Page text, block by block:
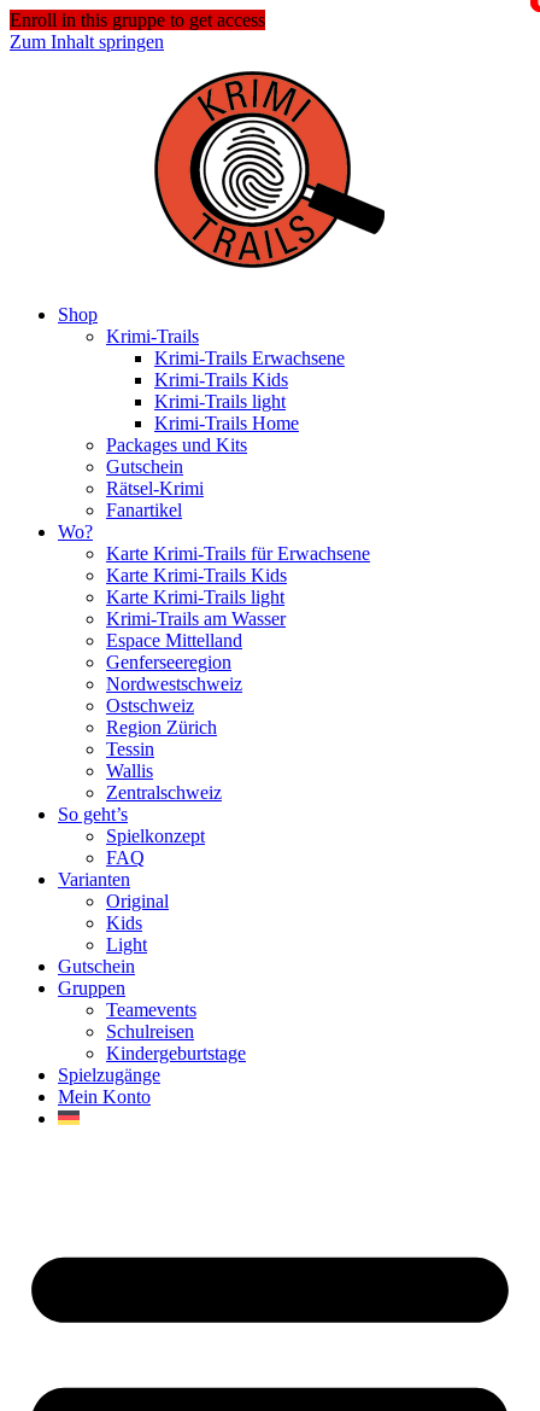
Enroll in this gruppe to get access
Zum Inhalt springen
Shop
Krimi-Trails
Krimi-Trails Erwachsene
Krimi-Trails Kids
Krimi-Trails light
Krimi-Trails Home
Packages und Kits
Gutschein
Rätsel-Krimi
Fanartikel
Wo?
Karte Krimi-Trails für Erwachsene
Karte Krimi-Trails Kids
Karte Krimi-Trails light
Krimi-Trails am Wasser
Espace Mittelland
Genferseeregion
Nordwestschweiz
Ostschweiz
Region Zürich
Tessin
Wallis
Zentralschweiz
So geht’s
Spielkonzept
FAQ
Varianten
Original
Kids
Light
Gutschein
Gruppen
Teamevents
Schulreisen
Kindergeburtstage
Spielzugänge
Mein Konto